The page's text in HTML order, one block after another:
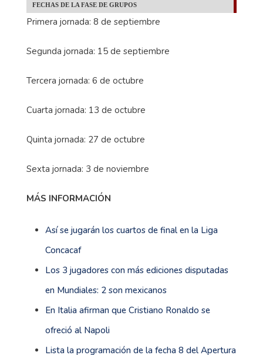
FECHAS DE LA FASE DE GRUPOS
Primera jornada: 8 de septiembre
Segunda jornada: 15 de septiembre
Tercera jornada: 6 de octubre
Cuarta jornada: 13 de octubre
Quinta jornada: 27 de octubre
Sexta jornada: 3 de noviembre
MÁS INFORMACIÓN
Así se jugarán los cuartos de final en la Liga
Concacaf
Los 3 jugadores con más ediciones disputadas
en Mundiales: 2 son mexicanos
En Italia afirman que Cristiano Ronaldo se
ofreció al Napoli
Lista la programación de la fecha 8 del Apertura